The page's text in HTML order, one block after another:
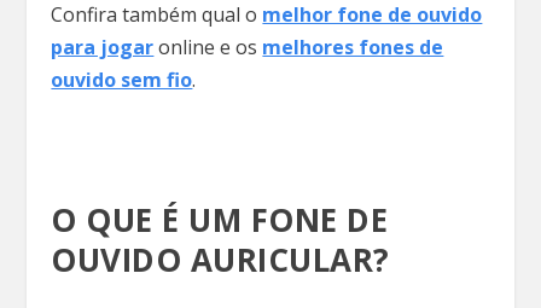
Confira também qual o melhor fone de ouvido
para jogaronline e os melhores fones de
ouvido sem fio.
O QUE É UM FONE DE
OUVIDO AURICULAR?